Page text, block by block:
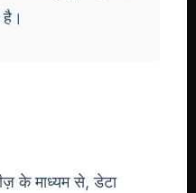
है।
के माध्यम से, डेटा